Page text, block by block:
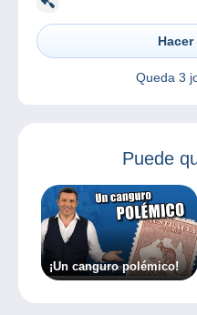
Queda 3
Puede
¡Un canguro polémico!